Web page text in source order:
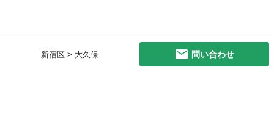
新宿区 > 大久保 問い合わせ